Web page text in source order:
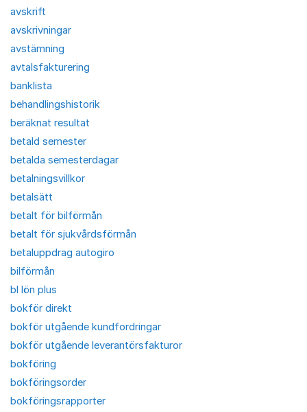
avskrift
avskrivningar
avstämning
avtalsfakturering
banklista
behandlingshistorik
beräknat resultat
betald semester
betalda semesterdagar
betalningsvillkor
betalsätt
betalt för bilförmån
betalt för sjukvårdsförmån
betaluppdrag autogiro
bilförmån
bl lön plus
bokför direkt
bokför utgående kundfordringar
bokför utgående leverantörsfakturor
bokföring
bokföringsorder
bokföringsrapporter